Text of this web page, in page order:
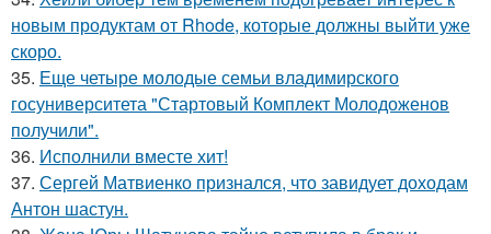
новым продуктам от Rhode, которые должны выйти уже
скоро.
35. Еще четыре молодые семьи владимирского
госуниверситета "Стартовый Комплект Молодоженов
получили".
36. Исполнили вместе хит!
37. Сергей Матвиенко признался, что завидует доходам
Антон шастун.